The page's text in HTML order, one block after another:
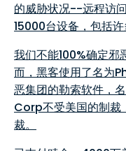
的威胁状况--远程访
15000台设备，包括许
我们不能100%确定邪
而，黑客使用了名为
恶集团的勒索软件，
Corp不受美国的制裁
裁。